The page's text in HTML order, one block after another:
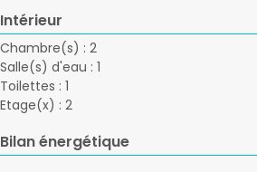
Intérieur
Chambre(s) : 2
Salle(s) d'eau : 1
Toilettes : 1
Etage(x) : 2
Bilan énergétique